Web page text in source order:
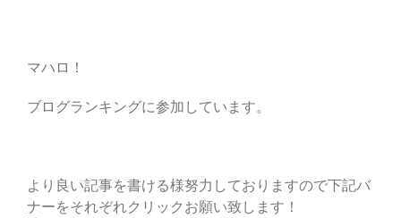
マハロ！
ブログランキングに参加しています。
より良い記事を書ける様努力しておりますので下記バ
ナーをそれぞれクリックお願い致します！